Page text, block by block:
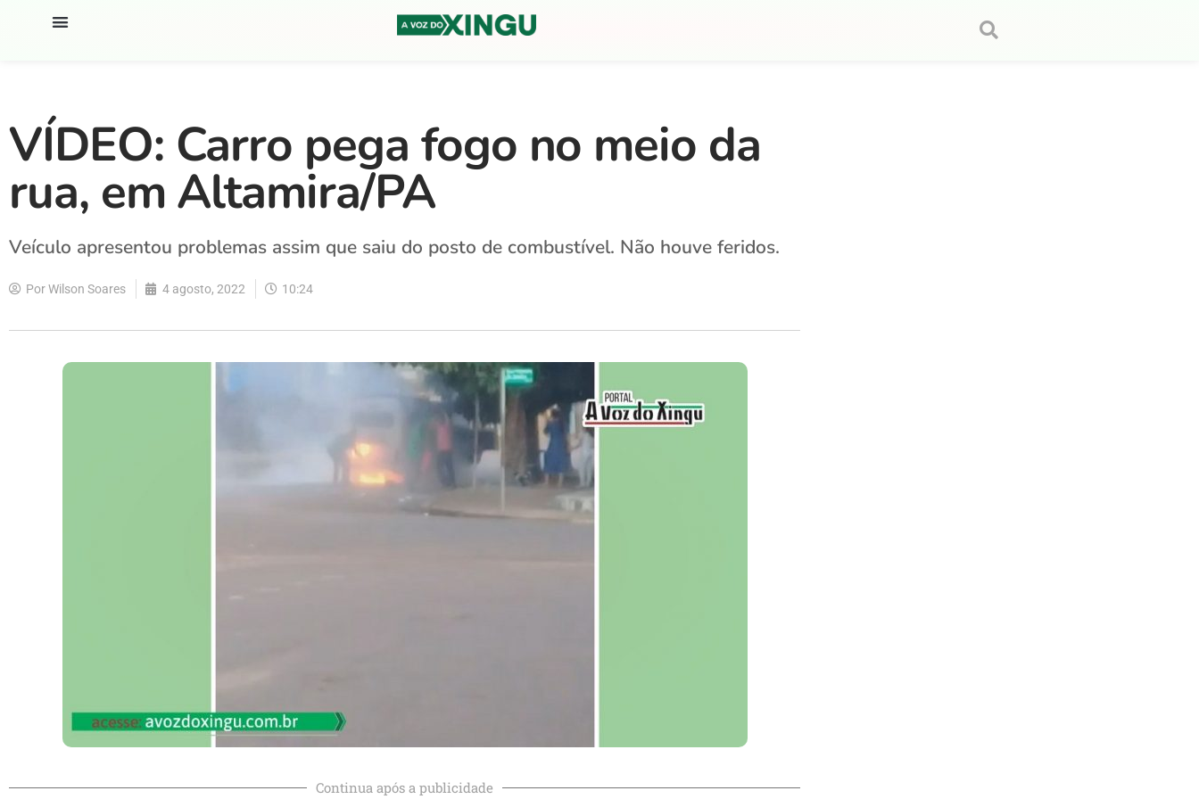
VÍDEO: Carro pega fogo no meio da
rua, em Altamira/PA
Veículo apresentou problemas assim que saiu do posto de combustível. Não houve feridos.
PorWilson Soares 4 agosto, 2022 10:24
Continua após a publicidade